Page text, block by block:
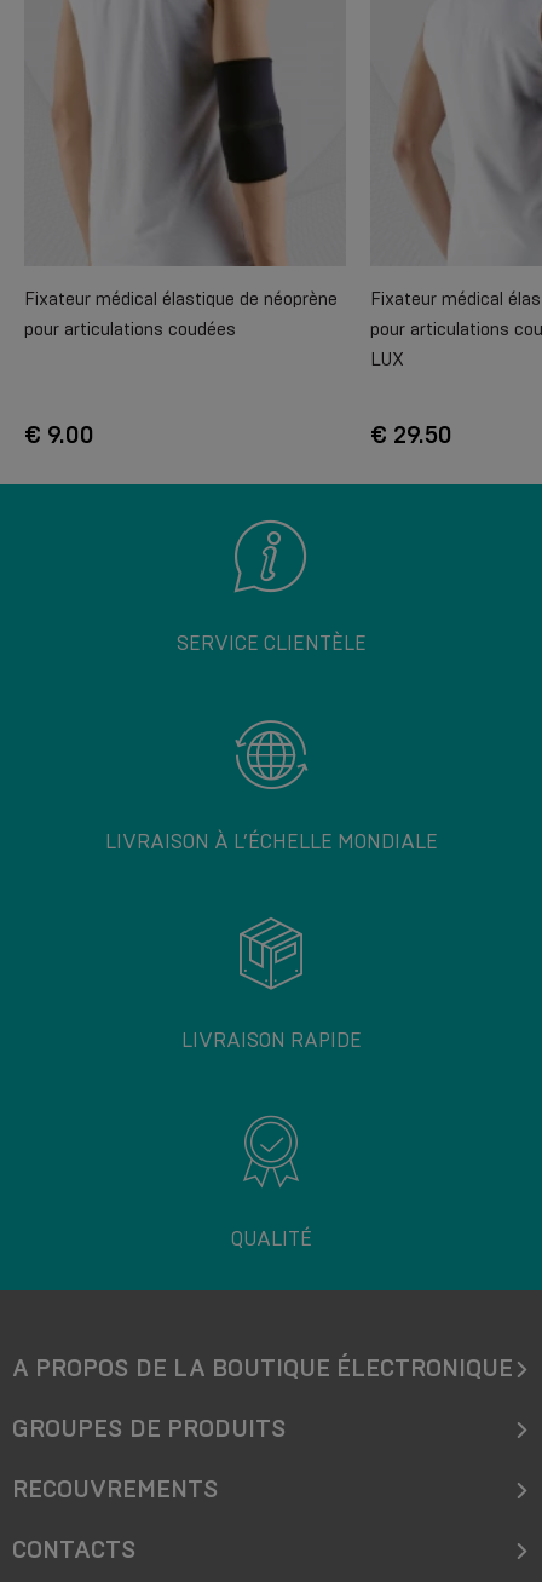
Fixateur médical élastique de néoprène
pour articulations coudées
€ 9.00
Fixateur médical
pour articulations
LUX
€ 29.50
SERVICE CLIENTÈLE
LIVRAISON À L’ÉCHELLE MONDIALE
LIVRAISON RAPIDE
QUALITÉ
A PROPOS DE LA BOUTIQUE ÉLECTRONIQUE
GROUPES DE PRODUITS
RECOUVREMENTS
CONTACTS